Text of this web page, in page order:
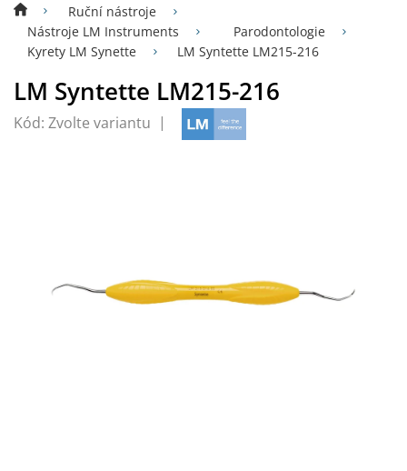
Ruční nástroje
Nástroje LM Instruments
Parodontologie
Kyrety LM Synette
LM Syntette LM215-216
LM Syntette LM215-216
Kód: Zvolte variantu